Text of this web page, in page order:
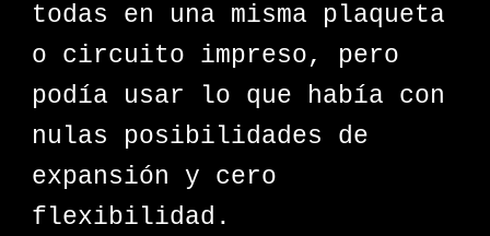
todas en una misma plaqueta
o circuito impreso, pero
podía usar lo que había con
nulas posibilidades de
expansión y cero
flexibilidad.